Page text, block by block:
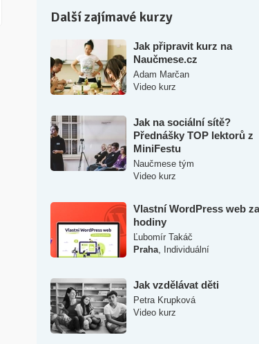
Další zajímavé kurzy
Jak připravit kurz na
Naučmese.cz
Adam Marčan
Video kurz
Jak na sociální sítě?
Přednášky TOP lektorů z
MiniFestu
Naučmese tým
Video kurz
Vlastní WordPress web
hodiny
Ľubomír Takáč
Praha
Individuální
Jak vzdělávat děti
Petra Krupková
Video kurz